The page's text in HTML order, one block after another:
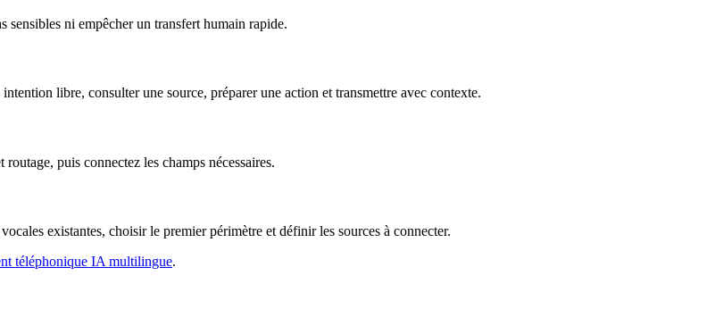
sensibles ni empêcher un transfert humain rapide.
libre, consulter une source, préparer une action et transmettre avec contexte.
puis connectez les champs nécessaires.
existantes, choisir le premier périmètre et définir les sources à connecter.
téléphonique IA multilingue.